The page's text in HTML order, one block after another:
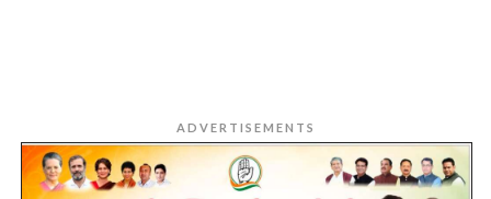
ADVERTISEMENTS